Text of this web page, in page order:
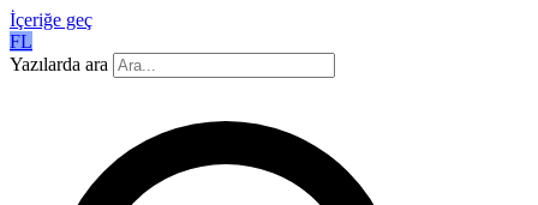
İçeriğe geç
FL
Yazılarda ara